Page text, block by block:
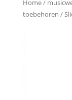
Home/
toebehoren /